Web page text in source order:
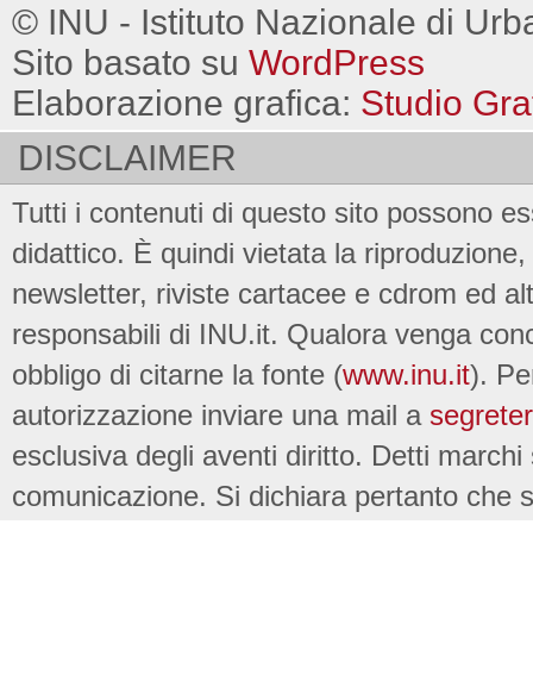
© INU - Istituto Nazionale di
Sito basato su WordPress
Elaborazione grafica: Studio
DISCLAIMER
Tutti i contenuti di questo sito possono
didattico. È quindi vietata la
newsletter, riviste cartacee e cdrom ed
responsabili di INU.it. Qualora venga
obbligo di citarne la fonte (www.inu.it).
autorizzazione inviare una mail a
esclusiva degli aventi diritto. Detti
comunicazione. Si dichiara pertanto che